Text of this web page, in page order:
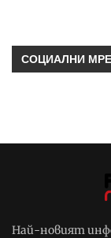
СОЦИАЛНИ
Най-новият